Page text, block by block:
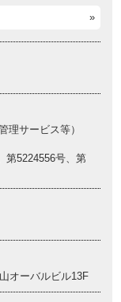
理サービス等）
第5224556号、第
オーバルビル13F